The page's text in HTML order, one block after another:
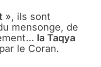
», ils sont
mensonge, de
la Taqya
le Coran.